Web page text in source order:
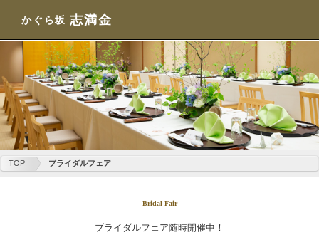
かぐら坂 志満金
TOP ブライダルフェア
Bridal Fair
ブライダルフェア随時開催中！